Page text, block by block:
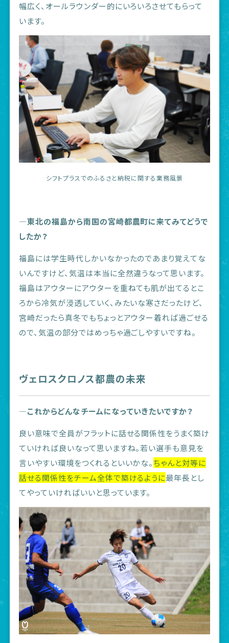
幅広く、オールラウンダー的にいろいろさせてもらって
います。
シフトプラスでのふるさと納税に関する業務風景
―東北の福島から南国の宮崎都農町に来てみてどうで
したか？
福島には学生時代しかいなかったのであまり覚えてな
いんですけど、気温は本当に全然違うなって思います。
福島はアウターにアウターを重ねても肌が出てるとこ
ろから冷気が浸透していく、みたいな寒さだったけど、
宮崎だったら真冬でもちょっとアウター着れば過ごせる
ので、気温の部分ではめっちゃ過ごしやすいですね。
ヴェロスクロノス都農の未来
―これからどんなチームになっていきたいですか？
良い意味で全員がフラットに話せる関係性をうまく築け
ていければ良いなって思いますね。若い選手も意見を
言いやすい環境をつくれるといいかな。ちゃんと対等に
話せる関係性をチーム全体で築けるように最年長とし
てやっていければいいと思っています。